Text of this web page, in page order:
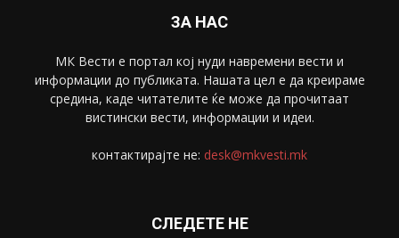
ЗА НАС
МК Вести е портал коj нуди навремени вести и
информации до публиката. Нашата цел е да креираме
средина, каде читателите ќе може да прочитаат
вистински вести, информации и идеи.
контактирајте не: desk@mkvesti.mk
СЛЕДЕТЕ НЕ